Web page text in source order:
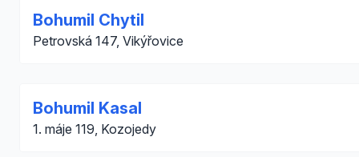
Bohumil Chytil
Petrovská 147, Vikýřovice
Bohumil Kasal
1. máje 119, Kozojedy